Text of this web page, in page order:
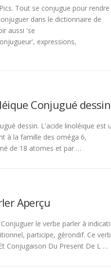
Tout se conjugue pour rendre
dans le dictionnaire de
aussi 'se
expressions,
Conjugué dessin
dessin. L'acide linoléique est
à la famille des oméga 6,
de 18 atomes et par …
Aperçu
le verbe parler à
participe, gérondif. Ce
Conjugaison Du Present De L …